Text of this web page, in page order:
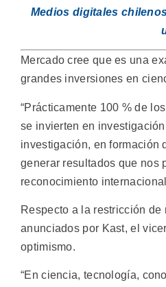
Medios digitales
Mercado cree que es una
grandes inversiones en
“Prácticamente 100 % de
se invierten en
investigación, en formación
generar resultados que nos
reconocimiento
Respecto a la restricción
anunciados por Kast, el
optimismo.
“En ciencia, tecnología,